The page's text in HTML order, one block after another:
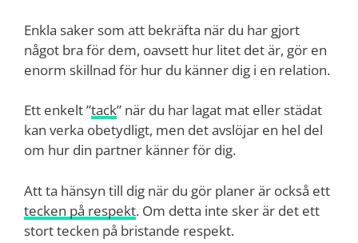
Enkla saker som att bekräfta när du har gjort
något bra för dem, oavsett hur litet det är, gör en
enorm skillnad för hur du känner dig i en relation.
Ett enkelt ”tack” när du har lagat mat eller städat
kan verka obetydligt, men det avslöjar en hel del
om hur din partner känner för dig.
Att ta hänsyn till dig när du gör planer är också ett
tecken på respekt. Om detta inte sker är det ett
stort tecken på bristande respekt.